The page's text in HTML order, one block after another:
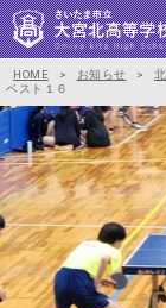
HOME > お知らせ >
ベスト１６